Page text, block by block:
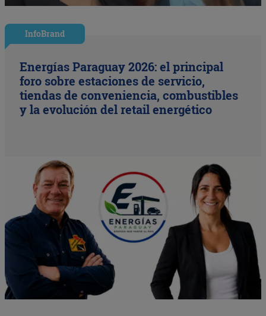
InfoBrand
Energías Paraguay 2026: el principal
foro sobre estaciones de servicio,
tiendas de conveniencia, combustibles
y la evolución del retail energético